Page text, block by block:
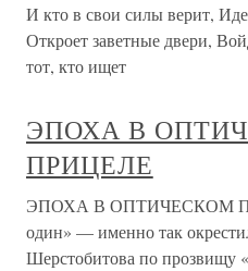
И кто в свои силы верит,
Откроет заветные двери,
тот, кто ищет
ЭПОХА В
ПРИЦЕЛЕ
ЭПОХА В ОПТИЧЕСКОМ
один» — именно так
Шерстобитова по прозвищу